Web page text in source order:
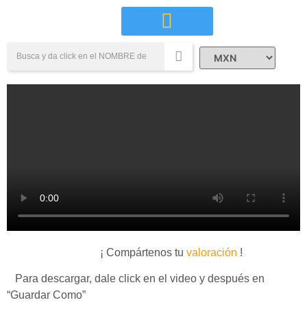
¡ Compártenos tu valoración !
Para descargar, dale click en el video y después en
“Guardar Como”